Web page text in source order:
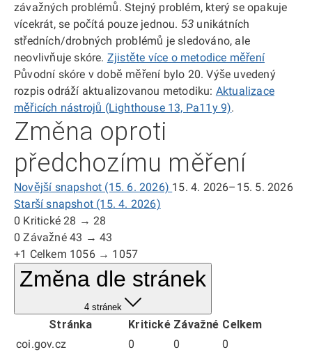
závažných problémů. Stejný problém, který se opakuje
vícekrát, se počítá pouze jednou. 53 unikátních
středních/drobných problémů je sledováno, ale
neovlivňuje skóre. Zjistěte více o metodice měření
Původní skóre v době měření bylo 20. Výše uvedený
rozpis odráží aktualizovanou metodiku: Aktualizace
měřicích nástrojů (Lighthouse 13, Pa11y 9).
Změna oproti
předchozímu měření
Novější snapshot (15. 6. 2026) 15. 4. 2026–15. 5. 2026
Starší snapshot (15. 4. 2026)
0 Kritické 28 → 28
0Závažné 43 → 43
+1 Celkem 1056 → 1057
Změna dle stránek
4 stránek
Stránka Kritické Závažné Celkem
coi.gov.cz
0 0
0